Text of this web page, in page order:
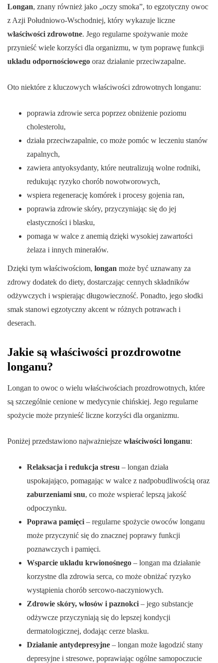
Longan, znany również jako „oczy smoka”, to egzotyczny owoc
z Azji Południowo-Wschodniej, który wykazuje liczne
właściwości zdrowotne. Jego regularne spożywanie może
przynieść wiele korzyści dla organizmu, w tym poprawę funkcji
układu odpornościowego oraz działanie przeciwzapalne.
Oto niektóre z kluczowych właściwości zdrowotnych longanu:
poprawia zdrowie serca poprzez obniżenie poziomu
cholesterolu,
działa przeciwzapalnie, co może pomóc w leczeniu stanów
zapalnych,
zawiera antyoksydanty, które neutralizują wolne rodniki,
redukując ryzyko chorób nowotworowych,
wspiera regenerację komórek i procesy gojenia ran,
poprawia zdrowie skóry, przyczyniając się do jej
elastyczności i blasku,
pomaga w walce z anemią dzięki wysokiej zawartości
żelaza i innych minerałów.
Dzięki tym właściwościom, longan może być uznawany za
zdrowy dodatek do diety, dostarczając cennych składników
odżywczych i wspierając długowieczność. Ponadto, jego słodki
smak stanowi egzotyczny akcent w różnych potrawach i
deserach.
Jakie są właściwości prozdrowotne
longanu?
Longan to owoc o wielu właściwościach prozdrowotnych, które
są szczególnie cenione w medycynie chińskiej. Jego regularne
spożycie może przynieść liczne korzyści dla organizmu.
Poniżej przedstawiono najważniejsze właściwości longanu:
Relaksacja i redukcja stresu – longan działa
uspokajająco, pomagając w walce z nadpobudliwością oraz
zaburzeniami snu, co może wspierać lepszą jakość
odpoczynku.
Poprawa pamięci – regularne spożycie owoców longanu
może przyczynić się do znacznej poprawy funkcji
poznawczych i pamięci.
Wsparcie układu krwionośnego – longan ma działanie
korzystne dla zdrowia serca, co może obniżać ryzyko
wystąpienia chorób sercowo-naczyniowych.
Zdrowie skóry, włosów i paznokci – jego substancje
odżywcze przyczyniają się do lepszej kondycji
dermatologicznej, dodając cerze blasku.
Działanie antydepresyjne – longan może łagodzić stany
depresyjne i stresowe, poprawiając ogólne samopoczucie